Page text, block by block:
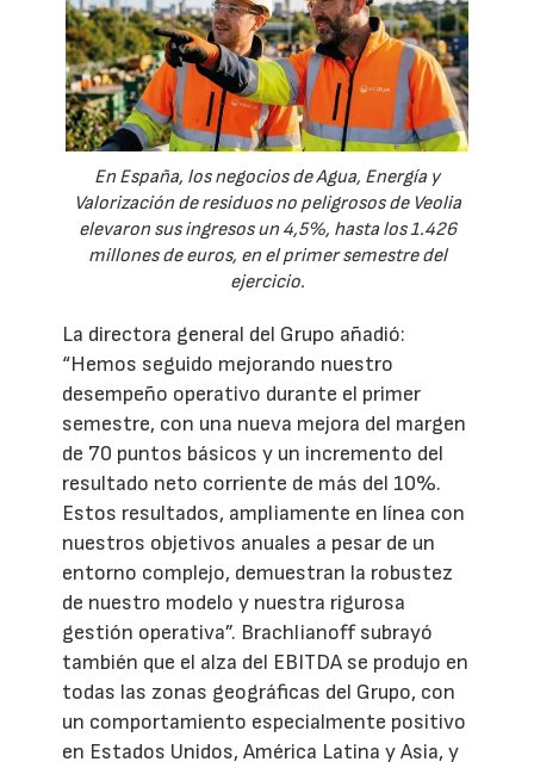
En España, los negocios de Agua, Energía y
Valorización de residuos no peligrosos de Veolia
elevaron sus ingresos un 4,5%, hasta los 1.426
millones de euros, en el primer semestre del
ejercicio.
La directora general del Grupo añadió:
“Hemos seguido mejorando nuestro
desempeño operativo durante el primer
semestre, con una nueva mejora del margen
de 70 puntos básicos y un incremento del
resultado neto corriente de más del 10%.
Estos resultados, ampliamente en línea con
nuestros objetivos anuales a pesar de un
entorno complejo, demuestran la robustez
de nuestro modelo y nuestra rigurosa
gestión operativa”. Brachlianoff subrayó
también que el alza del EBITDA se produjo en
todas las zonas geográficas del Grupo, con
un comportamiento especialmente positivo
en Estados Unidos, América Latina y Asia, y